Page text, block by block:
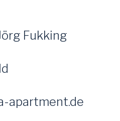
Fukking
apartment.de